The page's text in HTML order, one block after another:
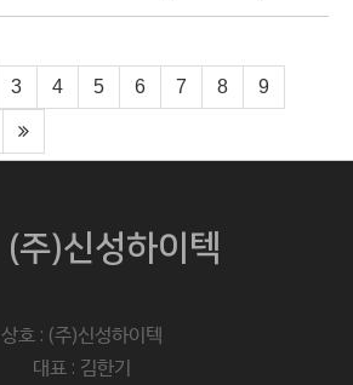
3 4 5 6 7 8 9
(주)신성하이텍
상호 : (주)신성하이텍
대표 : 김한기